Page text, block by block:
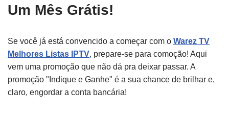
Um Mês Grátis!
Se você já está convencido a começar com o Warez TV
Melhores Listas IPTV, prepare-se para comoção! Aqui
vem uma promoção que não dá pra deixar passar. A
promoção "Indique e Ganhe" é a sua chance de brilhar e,
claro, engordar a conta bancária!